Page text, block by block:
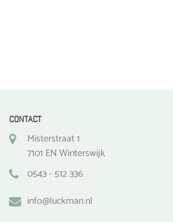
CONTACT
Misterstraat 1
7101 EN Winterswijk
0543 - 512 336
info@luckman.nl